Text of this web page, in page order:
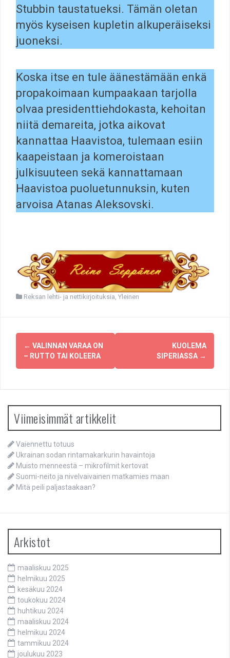
Stubbin taustatueksi. Tämän oletan
myös kyseisen kupletin alkuperäiseksi
juoneksi.
Koska itse en tule äänestämään enkä
propakoimaan kumpaakaan tarjolla
olvaa presidenttiehdokasta, kehoitan
niitä demareita, jotka aikovat
kannattaa Haavistoa, tulemaan esiin
kaapeistaan ja komeroistaan
julkisuuteen sekä kannattamaan
Haavistoa puoluetunnuksin, kuten
arvoisa Atanas Aleksovski.
Reksan lehti- ja nettikirjoituksia, Yleinen
Post
navigation
← VALINNAN VARAA ON
– RUTTO TAI KOLEERA
KUOLEMA
SIPERIASSA →
Viimeisimmät artikkelit
Vaiennettu totuus
Ukrainan sodan rintamakarkurin havaintoja
Muisto menneestä – mikrofilmit kertovat
Suomi-neito ja nivelvaivainen matkamies maan
Mitä peili paljastaakaan?
Arkistot
maaliskuu 2025
helmikuu 2025
kesäkuu 2024
toukokuu 2024
huhtikuu 2024
maaliskuu 2024
helmikuu 2024
tammikuu 2024
joulukuu 2023